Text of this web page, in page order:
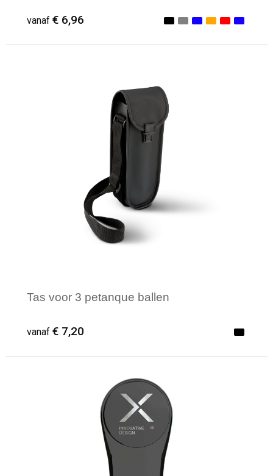
vanaf € 6,96
Minimale afname: 1
Tas voor 3 petanque ballen
vanaf € 7,20
Minimale afname: 1